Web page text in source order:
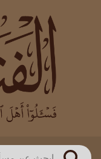
العالم
بن باز
اللجنة الدائمة